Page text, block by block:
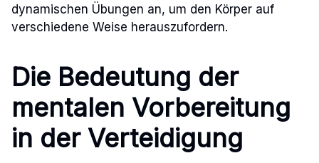
dynamischen Übungen an, um den Körper auf
verschiedene Weise herauszufordern.
Die Bedeutung der
mentalen Vorbereitung
in der Verteidigung